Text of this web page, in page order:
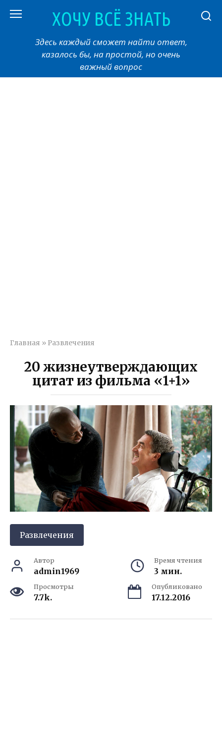
ХОЧУ ВСЁ ЗНАТЬ
Здесь каждый сможет найти ответ,
казалось бы, на простой, но очень
важный вопрос
Главная » Развлечения
20 жизнеутверждающих
цитат из фильма «1+1»
Развлечения
Автор
admin1969
Время чтения
3 мин.
Просмотры
7.7k.
Опубликовано
17.12.2016